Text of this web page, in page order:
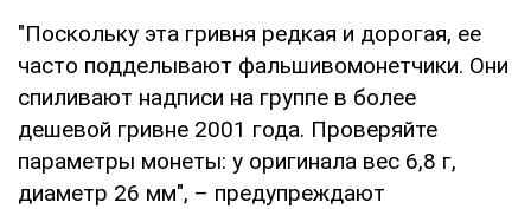
"Поскольку эта гривня редкая и дорогая, ее
часто подделывают фальшивомонетчики. Они
спиливают надписи на группе в более
дешевой гривне 2001 года. Проверяйте
параметры монеты: у оригинала вес 6,8 г,
диаметр 26 мм", – предупреждают